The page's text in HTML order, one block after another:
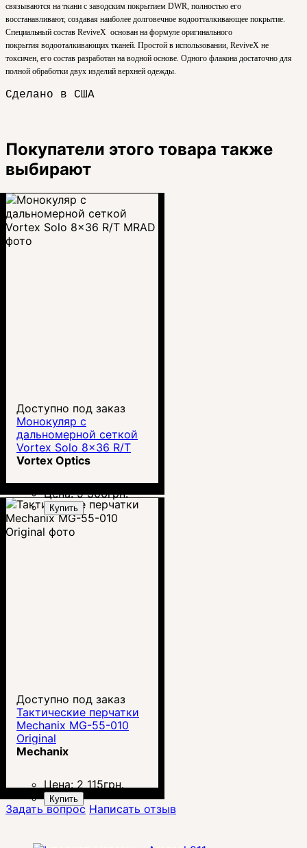
связываются на ткани с заводским покрытием DWR, полностью его
восстанавливают, создавая наиболее долговечное водоотталкивающее покрытие.
Специальный состав ReviveX основан на формуле оригинального
покрытия водооталкивающих тканей. Простой в использовании, ReviveX не
токсичен, его состав разработан на водной основе. Одного флакона достаточно для
полной обработки двух изделий верхней одежды.
Сделано в США
Покупатели этого товара также
выбирают
Доступно под заказ
Монокуляр с
дальномерной сеткой
Vortex Solo 8x36 R/T
MRAD
Vortex Optics
Цена:9 306грн.
Купить
Доступно под заказ
Тактические перчатки
Mechanix MG-55-010
Original
Mechanix
Цена: 2 115грн.
Купить
Задать вопрос Написать отзыв